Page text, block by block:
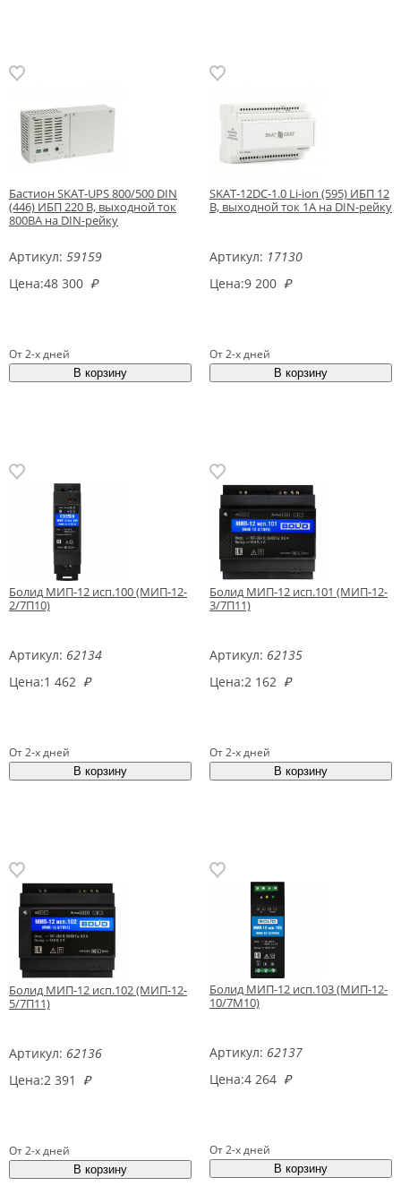
Бастион SKAT-UPS 800/500 DIN
(446) ИБП 220 В, выходной ток
800ВА на DIN-рейку
Артикул: 59159
Цена:48 300 ₽
От 2-х дней
SKAT-12DC-1.0 Li-ion (595) ИБП 12
В, выходной ток 1А на DIN-рейку
Артикул: 17130
Цена:9 200 ₽
От 2-х дней
Болид МИП-12 исп.100 (МИП-12-
2/7П10)
Артикул: 62134
Цена:1 462 ₽
От 2-х дней
Болид МИП-12 исп.101 (МИП-12-
3/7П11)
Артикул: 62135
Цена:2 162 ₽
От 2-х дней
Болид МИП-12 исп.102 (МИП-12-
5/7П11)
Артикул: 62136
Цена:2 391 ₽
От 2-х дней
Болид МИП-12 исп.103 (МИП-12-
10/7М10)
Артикул: 62137
Цена:4 264 ₽
От 2-х дней